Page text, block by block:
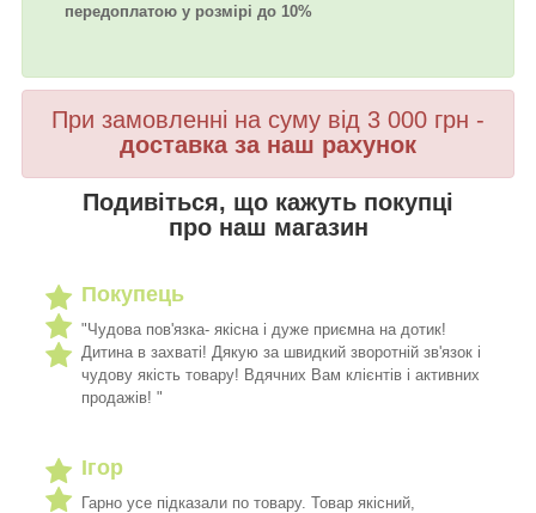
передоплатою у розмірі до 10%
При замовленні на суму від 3 000 грн -
доставка за наш рахунок
Подивіться, що кажуть покупці
про наш магазин
Покупець
"Чудова пов'язка- якісна і дуже приємна на дотик!
Дитина в захваті! Дякую за швидкий зворотній зв'язок і
чудову якість товару! Вдячних Вам клієнтів і активних
продажів! "
Ігор
Гарно усе підказали по товару. Товар якісний,